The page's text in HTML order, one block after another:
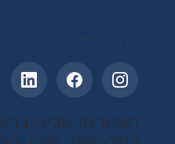
הצטרפו אלינו